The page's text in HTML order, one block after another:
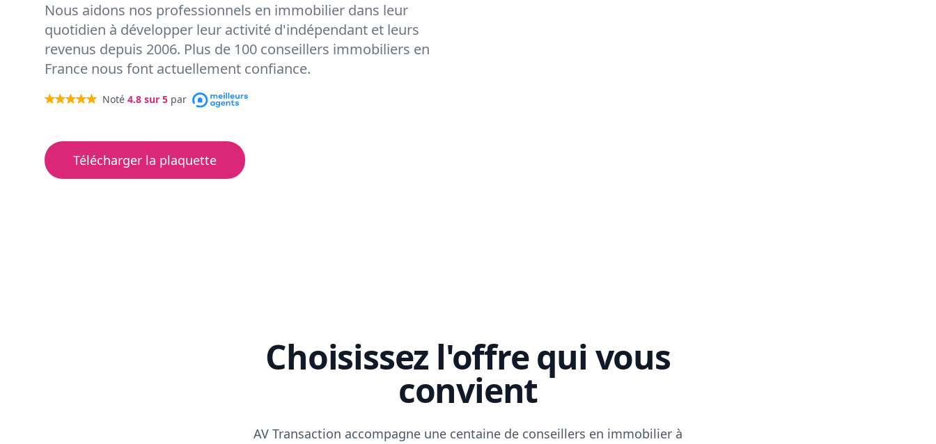
Nous aidons nos professionnels en immobilier dans leur
quotidien à développer leur activité d'indépendant et leurs
revenus depuis 2006. Plus de 100 conseillers immobiliers en
France nous font actuellement confiance.
Noté 4.8 sur 5 par
Télécharger la plaquette
Choisissez l'offre qui vous
convient
AV Transaction accompagne une centaine de conseillers en immobilier à